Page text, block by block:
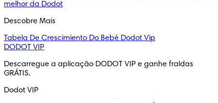
melhor da Dodot
Descobre Mais
Tabela De Crescimiento Do Bebé Dodot Vip
DODOT VIP
Descarregue a aplicação DODOT VIP e ganhe fraldas
GRÁTIS.
Dodot VIP